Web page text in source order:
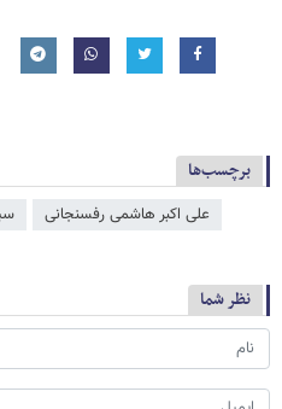
برچسب‌ها
علی اکبر هاشمی رفسنجانی
نظر شما